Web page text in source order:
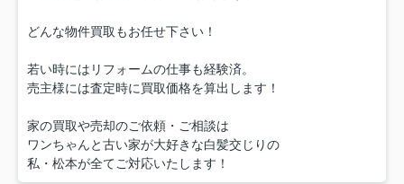
どんな物件買取もお任せ下さい！
若い時にはリフォームの仕事も経験済。
売主様には査定時に買取価格を算出します！
家の買取や売却のご依頼・ご相談は
ワンちゃんと古い家が大好きな白髪交じりの
私・松本が全てご対応いたします！